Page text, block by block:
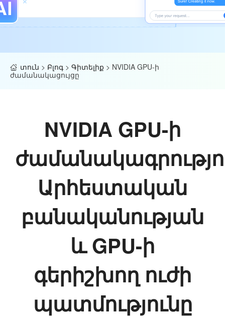
տուն > Բլոգ > Գիտելիք > NVIDIA GPU-ի
ժամանակացույցը
NVIDIA GPU-ի
Արհեստական
բանականության
և GPU-ի
գերիշխող ուժի
պատմությունը